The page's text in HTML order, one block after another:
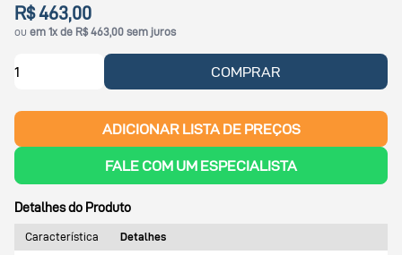
R$ 463,00
ou em 1x de R$ 463,00 sem juros
COMPRAR
ADICIONAR LISTA DE PREÇOS
FALE COM UM ESPECIALISTA
Detalhes do Produto
Característica Detalhes